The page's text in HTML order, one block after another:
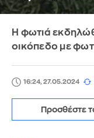
Η φωτιά
οικόπεδο με
16:24, 27.05.2024
Προσθέστε